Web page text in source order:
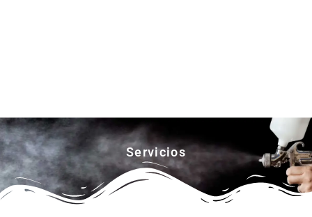
Servicios